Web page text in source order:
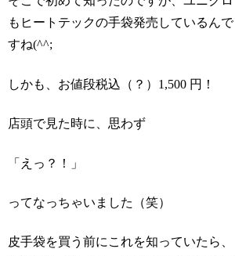
もヒートテックの手袋発売しているんで
すね(^^;
しかも、お値段税込（？）1,500 円！
店頭で見た時に、思わず
「えっ？！」
ってなっちゃいました（笑）
皮手袋を買う前にこれを知っていたら、